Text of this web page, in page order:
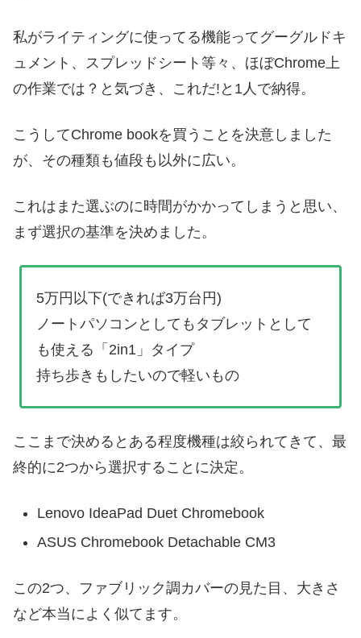
私がライティングに使ってる機能ってグーグルドキ
ュメント、スプレッドシート等々、ほぼChrome上
の作業では？と気づき、これだ!と1人で納得。
こうしてChrome bookを買うことを決意しました
が、その種類も値段も以外に広い。
これはまた選ぶのに時間がかかってしまうと思い、
まず選択の基準を決めました。
5万円以下(できれば3万台円)
ノートパソコンとしてもタブレットとして
も使える「2in1」タイプ
持ち歩きもしたいので軽いもの
ここまで決めるとある程度機種は絞られてきて、最
終的に2つから選択することに決定。
Lenovo IdeaPad Duet Chromebook
ASUS Chromebook Detachable CM3
この2つ、ファブリック調カバーの見た目、大きさ
など本当によく似てます。